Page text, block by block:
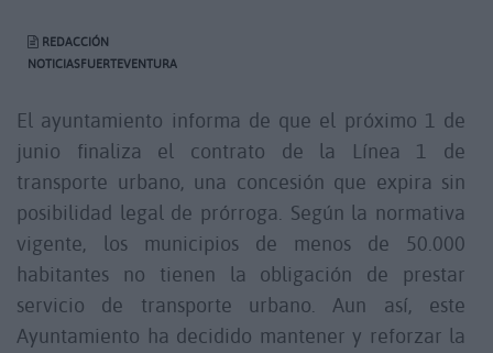
REDACCIÓN
NOTICIASFUERTEVENTURA
El ayuntamiento informa de que el próximo 1 de
junio finaliza el contrato de la Línea 1 de
transporte urbano, una concesión que expira sin
posibilidad legal de prórroga. Según la normativa
vigente, los municipios de menos de 50.000
habitantes no tienen la obligación de prestar
servicio de transporte urbano. Aun así, este
Ayuntamiento ha decidido mantener y reforzar la